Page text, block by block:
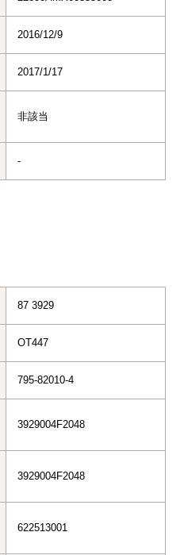
2016/12/9
2017/1/17
非該当
-
87 3929
OT447
795-82010-4
3929004F2048
3929004F2048
622513001